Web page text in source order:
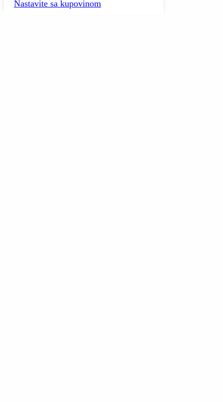
Nastavite sa kupovinom